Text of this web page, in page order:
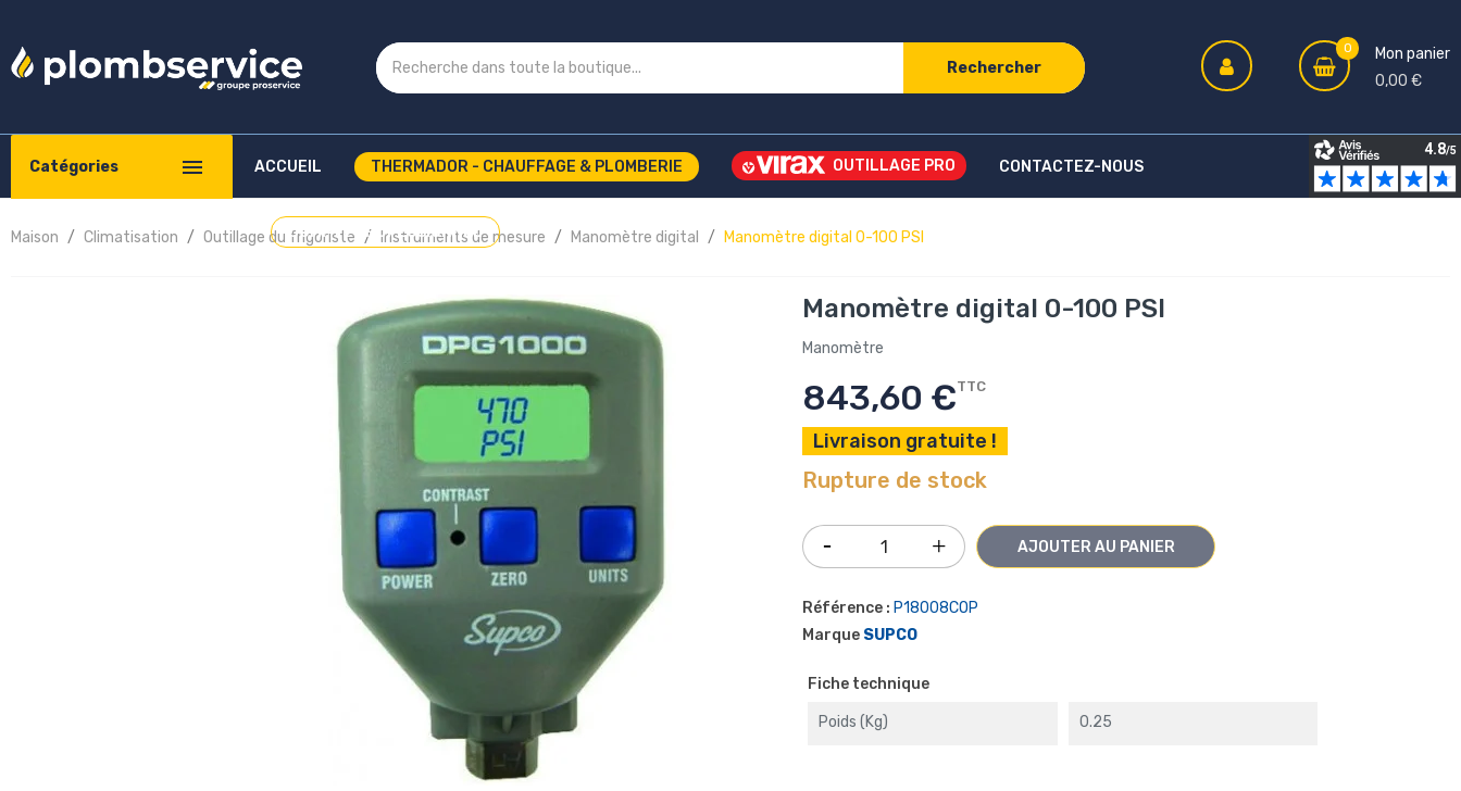
Rechercher
0
Mon panier
0,00 €
Catégories ACCUEIL THERMADOR - CHAUFFAGE & PLOMBERIE CONTACTEZ-NOUS
COMPTE PROFESSIONNEL
Maison Climatisation Outillage du frigoriste Instruments de mesure Manomètre digital Manomètre digital 0-100 PSI
Manomètre digital 0-100 PSI
Manomètre
843,60 €TTC
Livraison gratuite !
Rupture de stock
AJOUTER AU PANIER
Référence : P18008COP
Marque SUPCO
Fiche technique
Poids (kg) 0.25